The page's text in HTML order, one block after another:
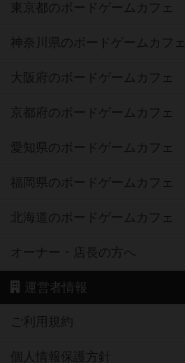
東京都のボードゲームカフェ
神奈川県のボードゲームカフェ
大阪府のボードゲームカフェ
京都府のボードゲームカフェ
愛知県のボードゲームカフェ
福岡県のボードゲームカフェ
北海道のボードゲームカフェ
オーナー・店長の方へ
運営者情報
ご利用規約
個人情報保護方針